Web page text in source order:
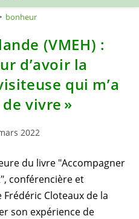
bonheur
(VMEH) :
d’avoir la
qui m’a
vivre »
2022
du livre "Accompagner
conférencière et
Cloteaux de la
son expérience de